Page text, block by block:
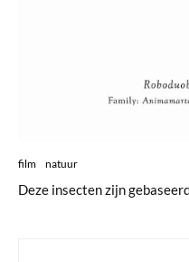
film natuur
Deze insecten zijn